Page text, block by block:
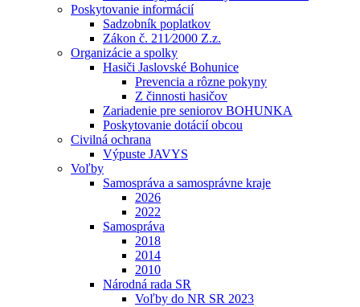
Poskytovanie informácií
Sadzobník poplatkov
Zákon č. 211⁄2000 Z.z.
Organizácie a spolky
Hasiči Jaslovské Bohunice
Prevencia a rôzne pokyny
Z činnosti hasičov
Zariadenie pre seniorov BOHUNKA
Poskytovanie dotácií obcou
Civilná ochrana
Výpuste JAVYS
Voľby
Samospráva a samosprávne kraje
2026
2022
Samospráva
2018
2014
2010
Národná rada SR
Voľby do NR SR 2023